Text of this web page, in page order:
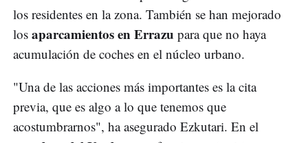
los residentes en la zona. También se han mejorado
los aparcamientos en Errazu para que no haya
acumulación de coches en el núcleo urbano.
"Una de las acciones más importantes es la cita
previa, que es algo a lo que tenemos que
acostumbrarnos", ha asegurado Ezkutari. En el